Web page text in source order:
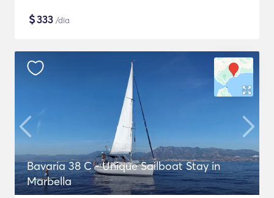
$333 /dia
Bavaria 38 C - Unique Sailboat Stay in
Marbella